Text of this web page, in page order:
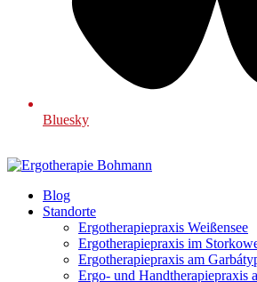
Bluesky
Blog
Standorte
Ergotherapiepraxis Weißensee
Ergotherapiepraxis im
Ergotherapiepraxis am
Ergo- und Handtherapiepraxis